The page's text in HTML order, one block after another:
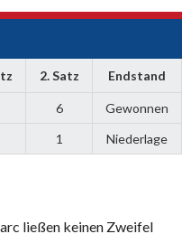
2. Satz Endstand
6
Gewonnen
1 Niederlage
ließen keinen Zweifel